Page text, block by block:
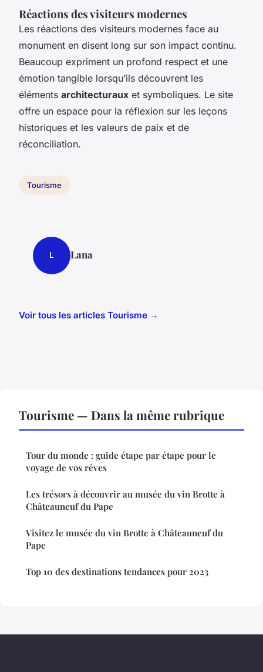
Réactions des visiteurs modernes
Les réactions des visiteurs modernes face au
monument en disent long sur son impact continu.
Beaucoup expriment un profond respect et une
émotion tangible lorsqu’ils découvrent les
éléments architecturaux et symboliques. Le site
offre un espace pour la réflexion sur les leçons
historiques et les valeurs de paix et de
réconciliation.
Tourisme
L Lana
Voir tous les articles Tourisme →
Tourisme — Dans la même rubrique
Tour du monde : guide étape par étape pour le
voyage de vos rêves
Les trésors à découvrir au musée du vin Brotte à
Châteauneuf du Pape
Visitez le musée du vin Brotte à Châteauneuf du
Pape
Top 10 des destinations tendances pour 2023